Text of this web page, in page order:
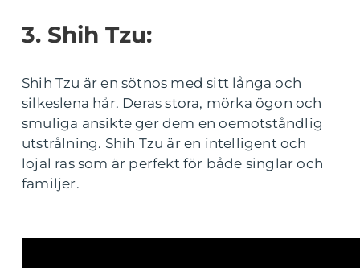
3. Shih Tzu:
Shih Tzu är en sötnos med sitt långa och
silkeslena hår. Deras stora, mörka ögon och
smuliga ansikte ger dem en oemotståndlig
utstrålning. Shih Tzu är en intelligent och
lojal ras som är perfekt för både singlar och
familjer.